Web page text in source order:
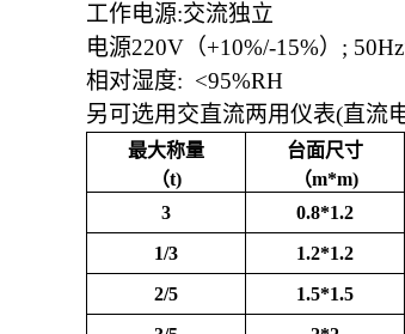
工作电源:交流独立
电源220V （+10%/-15%） ;
相对湿度: <95%RH
另可选用交直流两用仪表(直流
最大称量
（t)
台面尺寸
（m*m)
3 0.8*1.2
1/3 1.2*1.2
2/5
1.5*1.5